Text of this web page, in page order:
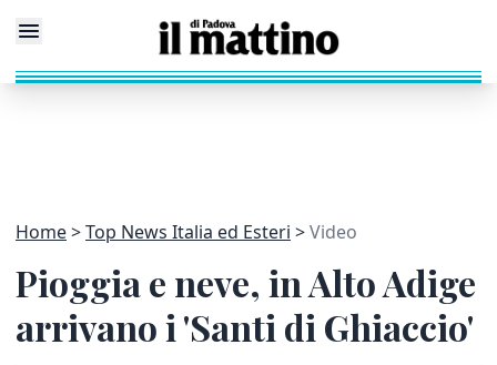
Home Top News Italia ed Esteri Video
Pioggia e neve, in Alto Adige
arrivano i 'Santi di Ghiaccio'